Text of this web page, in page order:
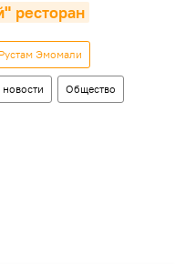
ресторан
Эмомали
новости Общество